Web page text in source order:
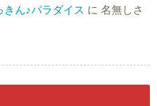
ん♪パラダイス に 名無しさ